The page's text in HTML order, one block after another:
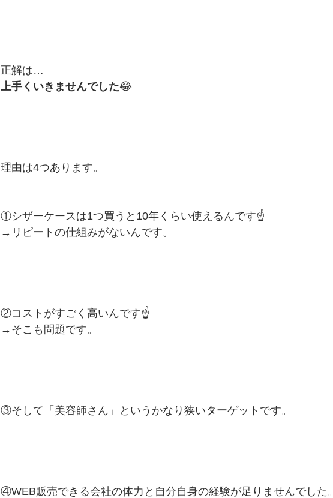
正解は…
上手くいきませんでした😂
理由は4つあります。
①シザーケースは1つ買うと10年くらい使えるんです☝️
→リピートの仕組みがないんです。
②コストがすごく高いんです☝️
→そこも問題です。
③そして「美容師さん」というかなり狭いターゲットです。
④WEB販売できる会社の体力と自分自身の経験が足りませんでした。